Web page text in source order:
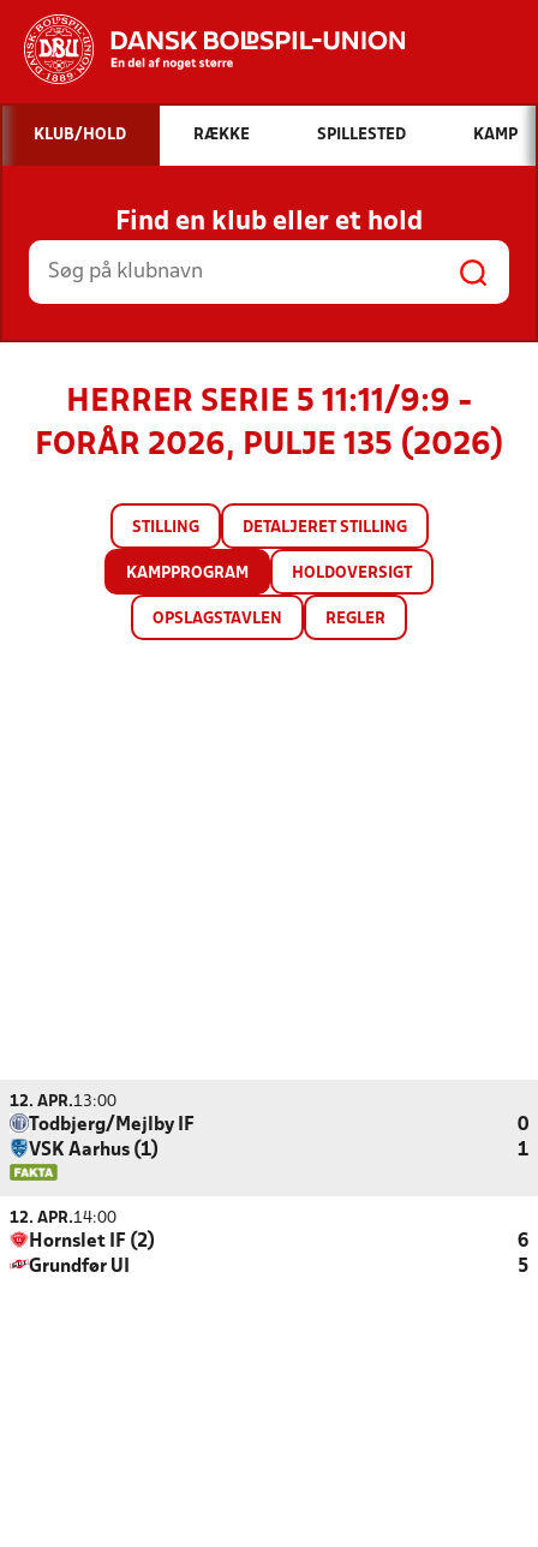
Hvad vil du søge efter?
INDHOLD OG NYHEDER
STILLINGER, RESULTATER, KLUBBER OG
HOLD
KLUB/HOLD RÆKKE SPILLESTED KAMP
Find en klub eller et hold
HERRER SERIE 5 11:11/9:9 -
FORÅR 2026, PULJE 135 (2026)
STILLING DETALJERET STILLING
KAMPPROGRAM HOLDOVERSIGT
OPSLAGSTAVLEN REGLER
12. APR.13:00
Todbjerg/Mejlby IF
0
VSK Aarhus (1)
1
12. APR.14:00
Hornslet IF (2)
6
Grundfør UI
5